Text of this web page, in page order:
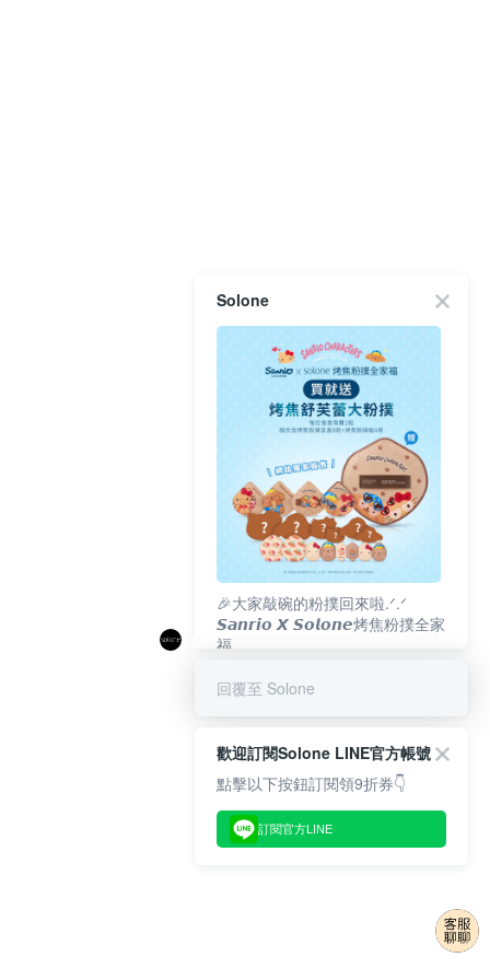
Solone
🎉大家敲碗的粉撲回來啦.ᐟ‪‪.ᐟ
𝙎𝙖𝙣𝙧𝙞𝙤 𝙓 𝙎𝙤𝙡𝙤𝙣𝙚烤焦粉撲全家
福
回覆至 Solone
歡迎訂閱Solone LINE官方帳號
點擊以下按鈕訂閱領9折券👇
訂閱官方LINE